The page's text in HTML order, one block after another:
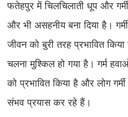
फतेहपुर में चिलचिलाती धूप और
और भी असहनीय बना दिया है।
जीवन को बुरी तरह प्रभावित
चलना मुश्किल हो गया है। गर्म
को प्रभावित किया है और लोग
संभव प्रयास कर रहे हैं।